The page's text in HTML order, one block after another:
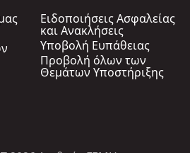
Ειδοποιήσεις Ασφαλείας
και Ανακλήσεις
Υποβολή Ευπάθειας
Προβολή όλων των
Θεμάτων Υποστήριξης